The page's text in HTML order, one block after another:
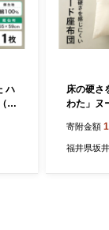
ハ
銘
床の硬さ
わた」ヌ
[A-
寄附金額
福井県坂